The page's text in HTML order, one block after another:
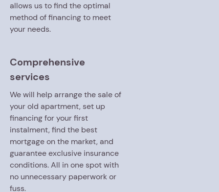
allows us to find the optimal
method of financing to meet
your needs.
Comprehensive
services
We will help arrange the sale of
your old apartment, set up
financing for your first
instalment, find the best
mortgage on the market, and
guarantee exclusive insurance
conditions. All in one spot with
no unnecessary paperwork or
fuss.